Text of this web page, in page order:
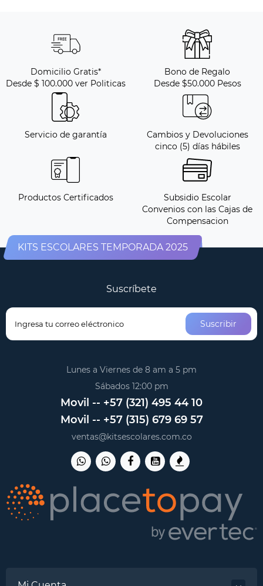
Domicilio Gratis*
Desde $ 100.000 ver Politicas
Bono de Regalo
Desde $50.000 Pesos
Servicio de garantía
Cambios y Devoluciones
cinco (5) días hábiles
Productos Certificados
Subsidio Escolar
Convenios con las Cajas de
Compensacion
KITS ESCOLARES TEMPORADA 2025
Suscríbete
Suscribir
Lunes a Viernes de 8 am a 5 pm
Sábados 12:00 pm
Movil -- +57 (321) 495 44 10
Movil -- +57 (315) 679 69 57
ventas@kitsescolares.com.co